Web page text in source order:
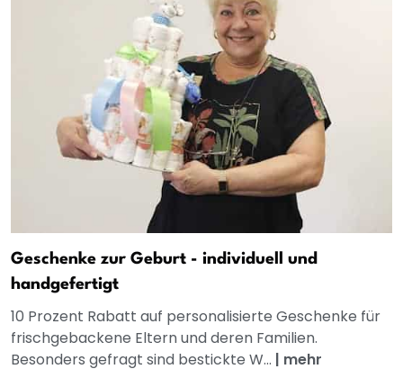
Geschenke zur Geburt - individuell und
handgefertigt
10 Prozent Rabatt auf personalisierte Geschenke für
frischgebackene Eltern und deren Familien.
Besonders gefragt sind bestickte W... | mehr